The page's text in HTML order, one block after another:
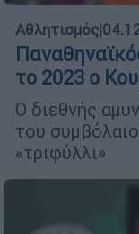
Αθλητισμός|
το 2023 ο
Ο διεθνής
του
«τριφύλλι»